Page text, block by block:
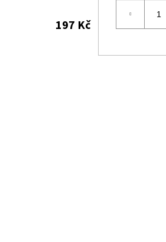
197 Kč